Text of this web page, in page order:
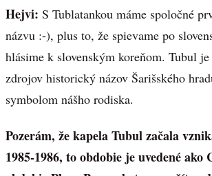
Hejvi: S Tublatankou máme spoločné
názvu :-), plus to, že spievame po
hlásime k slovenským koreňom. Tubul
zdrojov historický názov Šarišského
symbolom nášho rodiska.
Pozerám, že kapela Tubul začala
1985-1986, to obdobie je uvedené ako